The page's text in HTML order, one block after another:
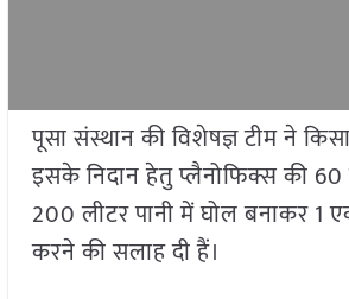
पूसा संस्थान की विशेषज्ञ टीम ने
इसके निदान हेतु प्लैनोफिक्स की 60
200 लीटर पानी में घोल बनाकर 1
करने की सलाह दी हैं।